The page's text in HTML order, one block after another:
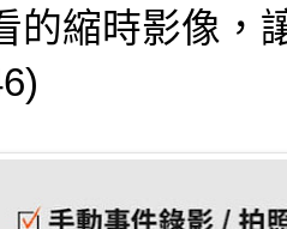
的縮時影像，